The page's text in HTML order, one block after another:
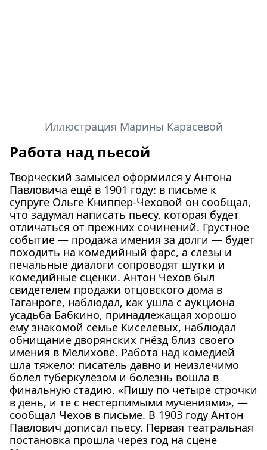
Иллюстрация Марины Карасевой
Работа над пьесой
Творческий замысел оформился у Антона
Павловича ещё в 1901 году: в письме к
супруге Ольге Книппер-Чеховой он сообщал,
что задумал написать пьесу, которая будет
отличаться от прежних сочинений. Грустное
событие — продажа имения за долги — будет
походить на комедийный фарс, а слёзы и
печальные диалоги сопроводят шутки и
комедийные сценки. Антон Чехов был
свидетелем продажи отцовского дома в
Таганроге, наблюдал, как ушла с аукциона
усадьба Бабкино, принадлежащая хорошо
ему знакомой семье Киселёвых, наблюдал
обнищание дворянских гнёзд близ своего
имения в Мелихове. Работа над комедией
шла тяжело: писатель давно и неизлечимо
болел туберкулёзом и болезнь вошла в
финальную стадию. «Пишу по четыре строчки
в день, и те с нестерпимыми мучениями», —
сообщал Чехов в письме. В 1903 году Антон
Павлович дописал пьесу. Первая театральная
постановка прошла через год на сцене